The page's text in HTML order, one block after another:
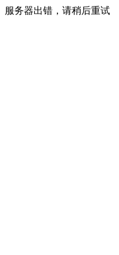
服务器出错，请稍后重试